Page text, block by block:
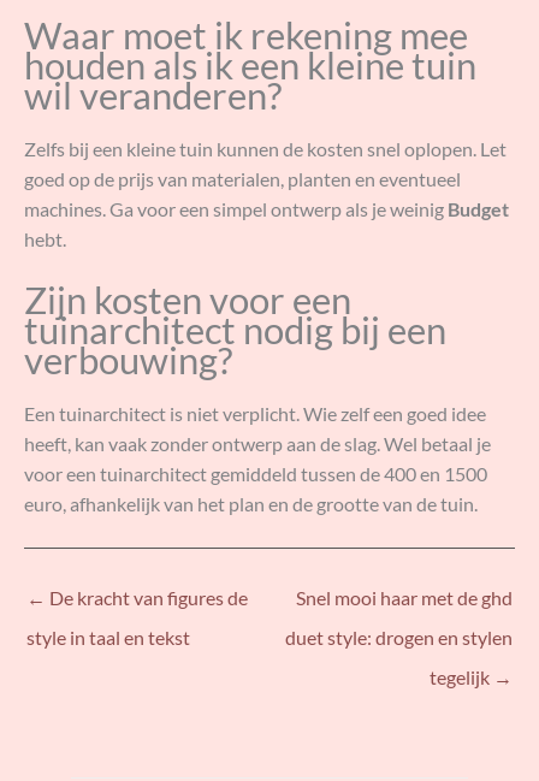
Waar moet ik rekening mee
houden als ik een kleine tuin
wil veranderen?
Zelfs bij een kleine tuin kunnen de kosten snel oplopen. Let
goed op de prijs van materialen, planten en eventueel
machines. Ga voor een simpel ontwerp als je weinig Budget
hebt.
Zijn kosten voor een
tuinarchitect nodig bij een
verbouwing?
Een tuinarchitect is niet verplicht. Wie zelf een goed idee
heeft, kan vaak zonder ontwerp aan de slag. Wel betaal je
voor een tuinarchitect gemiddeld tussen de 400 en 1500
euro, afhankelijk van het plan en de grootte van de tuin.
← De kracht van figures de
style in taal en tekst
Snel mooi haar met de ghd
duet style: drogen en stylen
tegelijk →